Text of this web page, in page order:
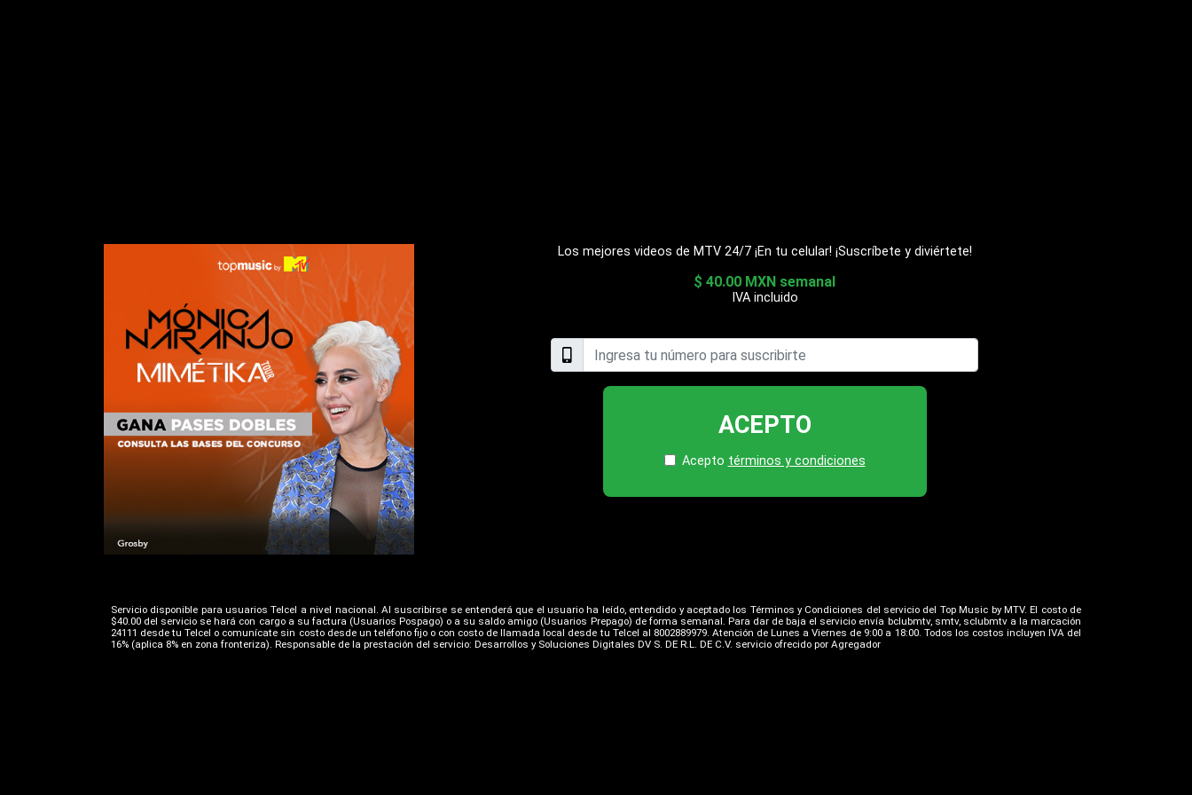
Los mejores videos de MTV 24/7 ¡En tu celular! ¡Suscríbete y diviértete!
$ 40.00 MXN semanal
IVA incluido
ACEPTO
Acepto términos y condiciones
Servicio disponible para usuarios Telcel a nivel nacional. Al suscribirse se entenderá que el usuario ha leído, entendido y aceptado los Términos y Condiciones del servicio del Top Music by MTV. El costo de
$40.00 del servicio se hará con cargo a su factura (Usuarios Pospago) o a su saldo amigo (Usuarios Prepago) de forma semanal. Para dar de baja el servicio envía bclubmtv, smtv, sclubmtv a la marcación
24111 desde tu Telcel o comunícate sin costo desde un teléfono fijo o con costo de llamada local desde tu Telcel al 8002889979. Atención de Lunes a Viernes de 9:00 a 18:00. Todos los costos incluyen IVA del
16% (aplica 8% en zona fronteriza). Responsable de la prestación del servicio: Desarrollos y Soluciones Digitales DV S. DE R.L. DE C.V. servicio ofrecido por Agregador